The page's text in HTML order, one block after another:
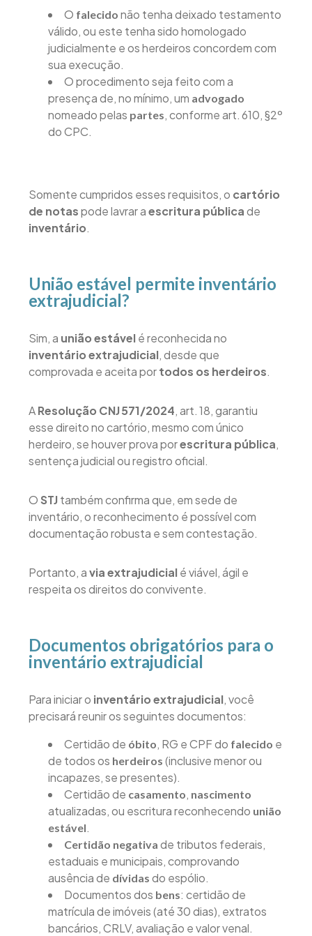
O falecido não tenha deixado testamento
válido, ou este tenha sido homologado
judicialmente e os herdeiros concordem com
sua execução.
O procedimento seja feito com a
presença de, no mínimo, um advogado
nomeado pelas partes, conforme art. 610, §2º
do CPC.
Somente cumpridos esses requisitos, o cartório
de notaspode lavrar aescritura públicade
inventário.
União estável permite inventário
extrajudicial?
Sim, a união estávelé reconhecida no
inventário extrajudicial, desde que
comprovada e aceita portodos os herdeiros.
AResolução CNJ 571/2024, art. 18, garantiu
esse direito no cartório, mesmo com único
herdeiro, se houver prova porescritura pública,
sentença judicial ou registro oficial.
O STJtambém confirma que, em sede de
inventário, o reconhecimento é possível com
documentação robusta e sem contestação.
Portanto, avia extrajudicialé viável, ágil e
respeita os direitos do convivente.
Documentos obrigatórios para o
inventário extrajudicial
Para iniciar o inventário extrajudicial, você
precisará reunir os seguintes documentos:
Certidão de óbito, RG e CPF do falecido e
de todos os herdeiros (inclusive menor ou
incapazes, se presentes).
Certidão de casamento, nascimento
atualizadas, ou escritura reconhecendo união
estável.
Certidão negativa de tributos federais,
estaduais e municipais, comprovando
ausência de dívidas do espólio.
Documentos dos bens: certidão de
matrícula de imóveis (até 30 dias), extratos
bancários, CRLV, avaliação e valor venal.